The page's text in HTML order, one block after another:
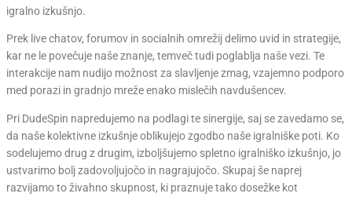
igralno izkušnjo.
Prek live chatov, forumov in socialnih omrežij delimo uvid in strategije,
kar ne le povečuje naše znanje, temveč tudi poglablja naše vezi. Te
interakcije nam nudijo možnost za slavljenje zmag, vzajemno podporo
med porazi in gradnjo mreže enako mislečih navdušencev.
Pri DudeSpin napredujemo na podlagi te sinergije, saj se zavedamo se,
da naše kolektivne izkušnje oblikujejo zgodbo naše igralniške poti. Ko
sodelujemo drug z drugim, izboljšujemo spletno igralniško izkušnjo, jo
ustvarimo bolj zadovoljujočo in nagrajujočo. Skupaj še naprej
razvijamo to živahno skupnost, ki praznuje tako dosežke kot